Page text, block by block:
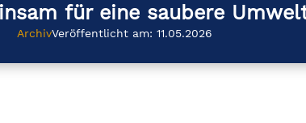
für eine saubere
ArchivVeröffentlicht am: 11.05.2026